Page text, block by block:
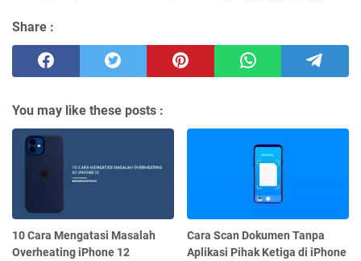
Share :
You may like these posts :
10 Cara Mengatasi Masalah
Overheating iPhone 12
Cara Scan Dokumen Tanpa
Aplikasi Pihak Ketiga di iPhone